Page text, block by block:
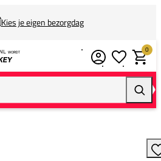
Kies je eigen bezorgdag
0